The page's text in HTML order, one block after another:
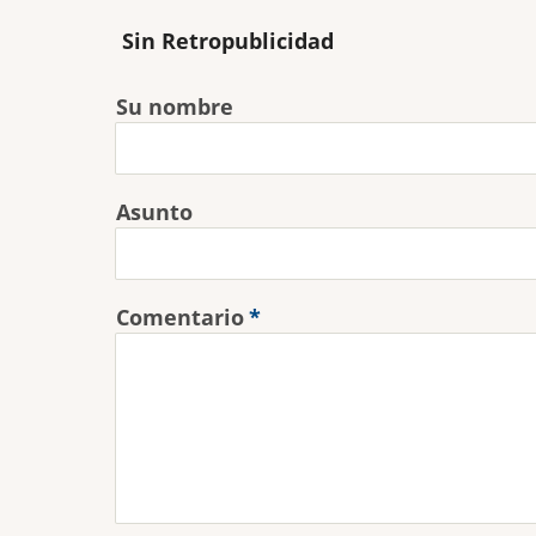
Sin Retropublicidad
Su nombre
Asunto
Comentario